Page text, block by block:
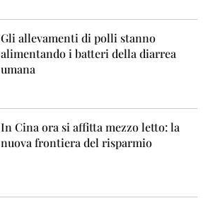
Gli allevamenti di polli stanno
alimentando i batteri della diarrea
umana
In Cina ora si affitta mezzo letto: la
nuova frontiera del risparmio